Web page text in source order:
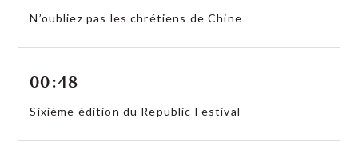
N’oubliez pas les chrétiens de Chine
00:48
Sixième édition du Republic Festival